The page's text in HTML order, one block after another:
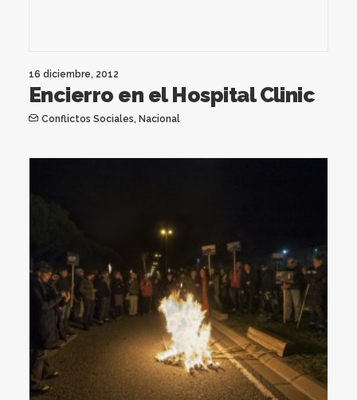
16 diciembre, 2012
Encierro en el Hospital Clinic
Conflictos Sociales, Nacional